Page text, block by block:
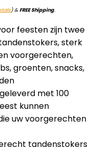
)&FREE Shipping.
feesten zijn twee
sterk
voorgerechten,
groenten, snacks,
met 100
kunnen
uw voorgerechten
tandenstokers